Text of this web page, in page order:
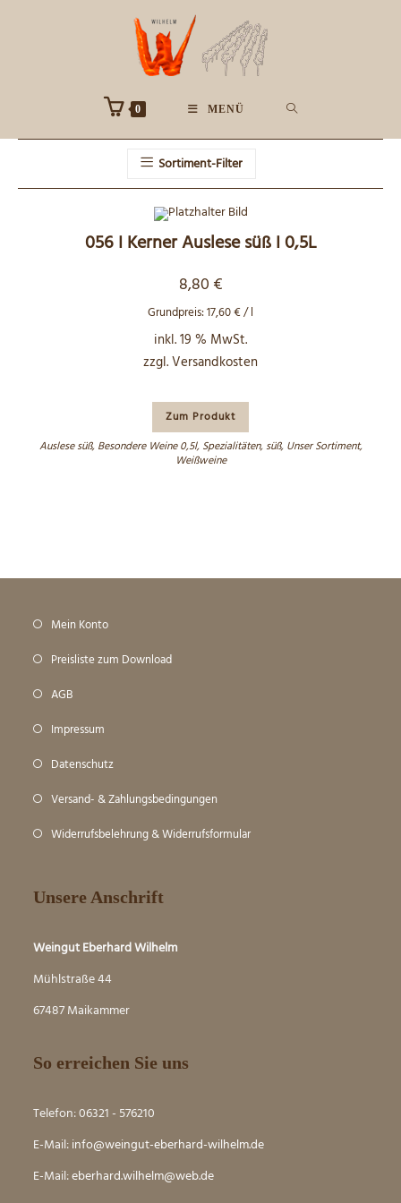
0 MENÜ
Sortiment-Filter
056 I Kerner Auslese süß I 0,5L
8,80 €
Grundpreis:17,60€/l
inkl. 19 % MwSt.
zzgl.Versandkosten
Zum Produkt
Auslese süß, Besondere Weine 0,5l, Spezialitäten, süß, Unser Sortiment,
Weißweine
Mein Konto
Preisliste zum Download
AGB
Impressum
Datenschutz
Versand- & Zahlungsbedingungen
Widerrufsbelehrung & Widerrufsformular
Unsere Anschrift
Weingut Eberhard Wilhelm
Mühlstraße 44
67487 Maikammer
So erreichen Sie uns
Telefon: 06321 - 576210
E-Mail:info@weingut-eberhard-wilhelm.de
E-Mail:eberhard.wilhelm@web.de